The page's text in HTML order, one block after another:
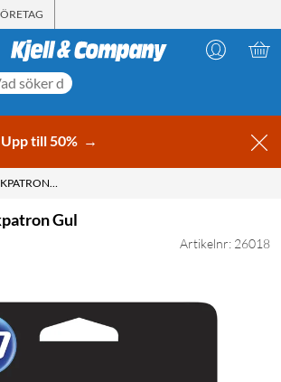
till 50% →
HP 953XL BLÄCKPATRON GUL
Gul
Artikelnr: 26018